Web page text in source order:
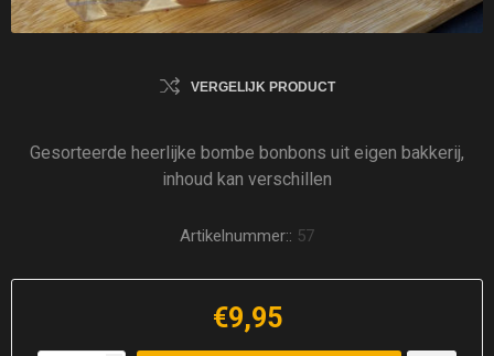
VERGELIJK PRODUCT
Gesorteerde heerlijke bombe bonbons uit eigen bakkerij,
inhoud kan verschillen
Artikelnummer:: 57
€9,95